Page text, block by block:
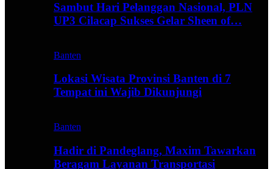
Sambut Hari Pelanggan Nasional, PLN
UP3 Cilacap Sukses Gelar Sheen of…
Banten
Lokasi Wisata Provinsi Banten di 7
Tempat ini Wajib Dikunjungi
Banten
Hadir di Pandeglang, Maxim Tawarkan
Beragam Layanan Transportasi